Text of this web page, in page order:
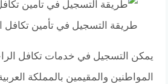
طريقة التسجيل في تأمين تكافل
يمكن التسجيل في خدمات تكافل
المواطنين والمقيمين بالمملكة